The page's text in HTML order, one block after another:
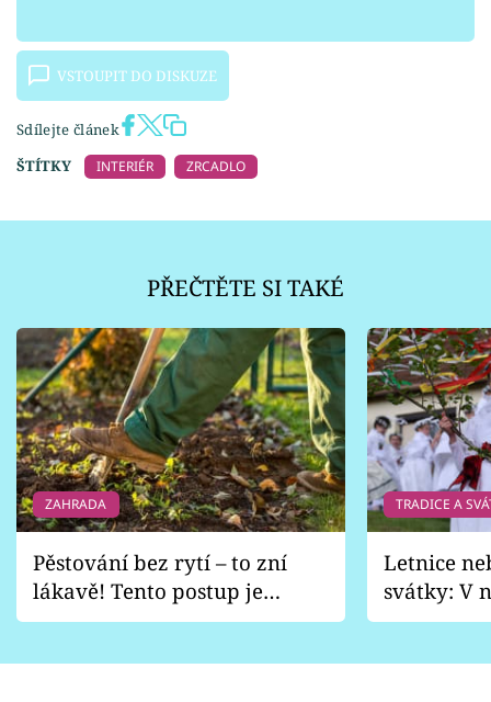
VSTOUPIT DO DISKUZE
Sdílejte článek
ŠTÍTKY
INTERIÉR ZRCADLO
PŘEČTĚTE SI TAKÉ
ZAHRADA
Pěstování bez rytí – to zní
lákavě! Tento postup je
vhodný jen pro některé
TRADICE A
Letnice
svátky: V
pondělí